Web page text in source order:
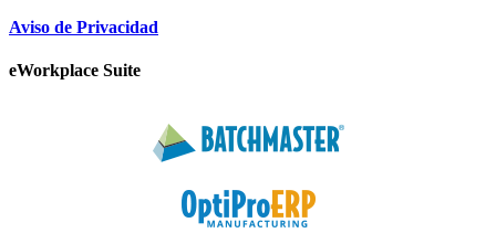
Aviso de Privacidad
eWorkplace Suite